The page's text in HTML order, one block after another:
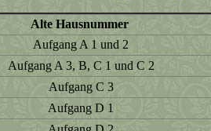
Alte Hausnummer
Aufgang A 1 und 2
Aufgang A 3, B, C 1 und C 2
Aufgang C 3
Aufgang D 1